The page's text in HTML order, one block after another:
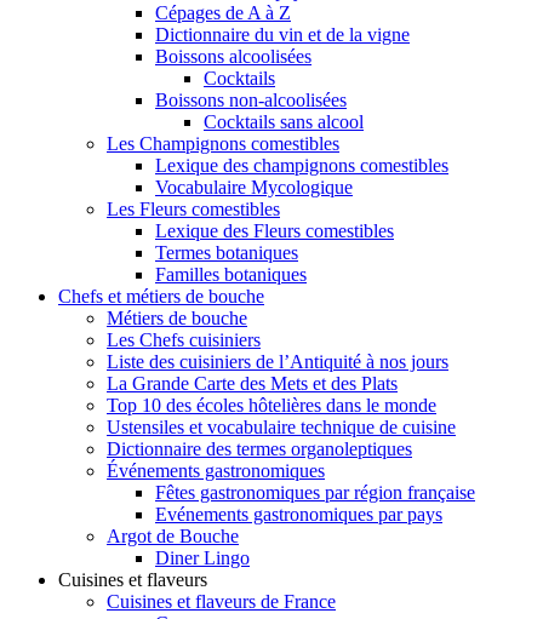
Cépages de A à Z
Dictionnaire du vin et de la vigne
Boissons alcoolisées
Cocktails
Boissons non-alcoolisées
Cocktails sans alcool
Les Champignons comestibles
Lexique des champignons comestibles
Vocabulaire Mycologique
Les Fleurs comestibles
Lexique des Fleurs comestibles
Termes botaniques
Familles botaniques
Chefs et métiers de bouche
Métiers de bouche
Les Chefs cuisiniers
Liste des cuisiniers de l’Antiquité à nos jours
La Grande Carte des Mets et des Plats
Top 10 des écoles hôtelières dans le monde
Ustensiles et vocabulaire technique de cuisine
Dictionnaire des termes organoleptiques
Événements gastronomiques
Fêtes gastronomiques par région française
Evénements gastronomiques par pays
Argot de Bouche
Diner Lingo
Cuisines et flaveurs
Cuisines et flaveurs de France